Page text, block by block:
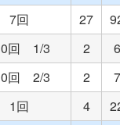
7回 27
0回 1/3 2
6
0回 2/3 2
7
1回 4